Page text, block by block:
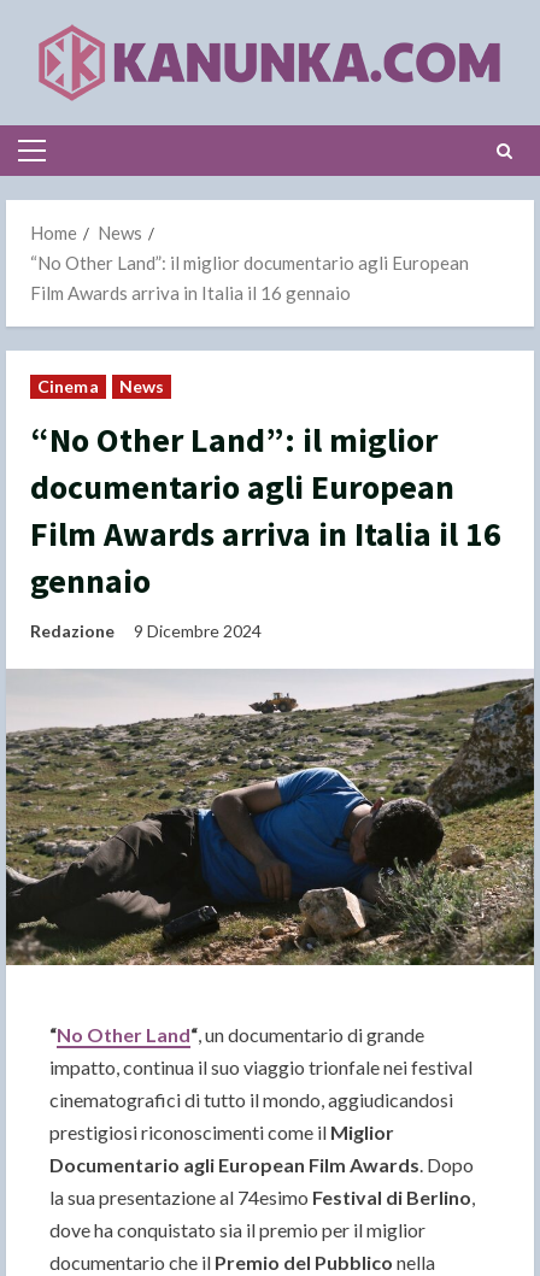
content
Primary
Home
News
“No Other Land”: il miglior documentario agli European
Film Awards arriva in Italia il 16 gennaio
Cinema News
“No Other Land”: il miglior
documentario agli European
Film Awards arriva in Italia il 16
gennaio
Redazione 9 Dicembre 2024
“No Other Land“, un documentario di grande
impatto, continua il suo viaggio trionfale nei festival
cinematografici di tutto il mondo, aggiudicandosi
prestigiosi riconoscimenti come il Miglior
Documentario agli European Film Awards. Dopo
la sua presentazione al 74esimo Festival di Berlino,
dove ha conquistato sia il premio per il miglior
documentario che il Premio del Pubblico nella